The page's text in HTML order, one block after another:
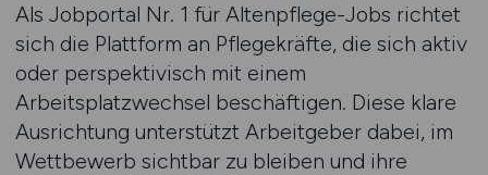
Als Jobportal Nr. 1 für Altenpflege-Jobs richtet
sich die Plattform an Pflegekräfte, die sich aktiv
oder perspektivisch mit einem
Arbeitsplatzwechsel beschäftigen. Diese klare
Ausrichtung unterstützt Arbeitgeber dabei, im
Wettbewerb sichtbar zu bleiben und ihre